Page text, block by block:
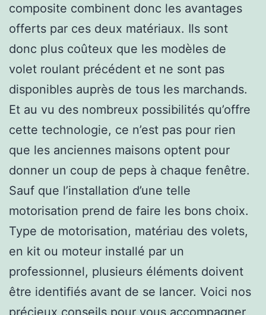
composite combinent donc les avantages
offerts par ces deux matériaux. Ils sont
donc plus coûteux que les modèles de
volet roulant précédent et ne sont pas
disponibles auprès de tous les marchands.
Et au vu des nombreux possibilités qu’offre
cette technologie, ce n’est pas pour rien
que les anciennes maisons optent pour
donner un coup de peps à chaque fenêtre.
Sauf que l’installation d’une telle
motorisation prend de faire les bons choix.
Type de motorisation, matériau des volets,
en kit ou moteur installé par un
professionnel, plusieurs éléments doivent
être identifiés avant de se lancer. Voici nos
précieux conseils pour vous accompagner